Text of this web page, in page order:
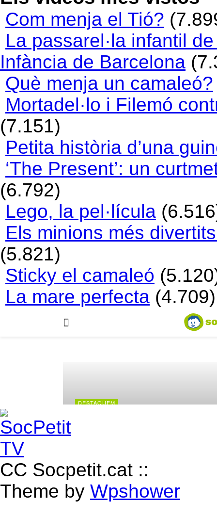
Com menja el Tió?
La passarel·la infantil
Infància de Barcelona
Què menja un camaleó?
Mortadel·lo i Filemó
(7.151)
Petita història d’una
‘The Present’: un
(6.792)
Lego, la pel·lícula
Els minions més
(5.821)
Sticky el camaleó
La mare perfecta (4.709)
CC Socpetit.cat ::
Theme by Wpshower